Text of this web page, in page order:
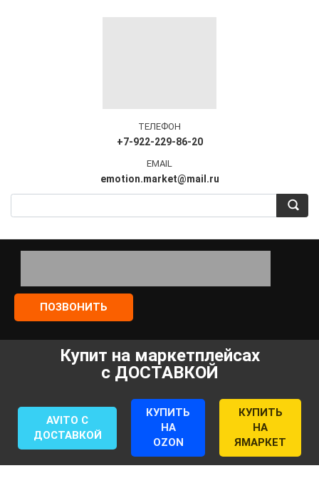
ТЕЛЕФОН
+7-922-229-86-20
EMAIL
emotion.market@mail.ru
ПОЗВОНИТЬ
Купит на маркетплейсах
с ДОСТАВКОЙ
AVITO С
ДОСТАВКОЙ
КУПИТЬ
НА
OZON
КУПИТЬ
НА
ЯМАРКЕТ